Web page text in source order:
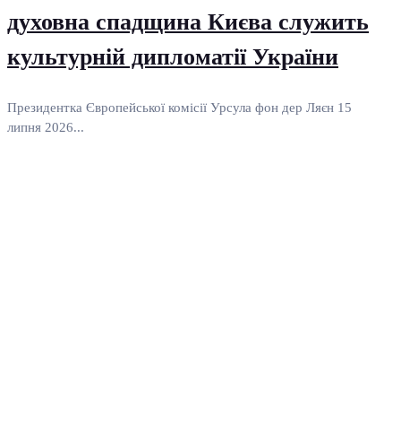
духовна спадщина Києва служить
культурній дипломатії України
Президентка Європейської комісії Урсула фон дер Ляєн 15
липня 2026...